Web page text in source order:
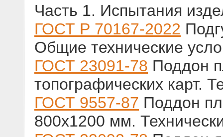
Часть 1. Испытания
ГОСТ Р 70167-2022
Общие технические
ГОСТ 23091-78 Поддон
топографических карт.
ГОСТ 9557-87 Поддон
800х1200 мм.